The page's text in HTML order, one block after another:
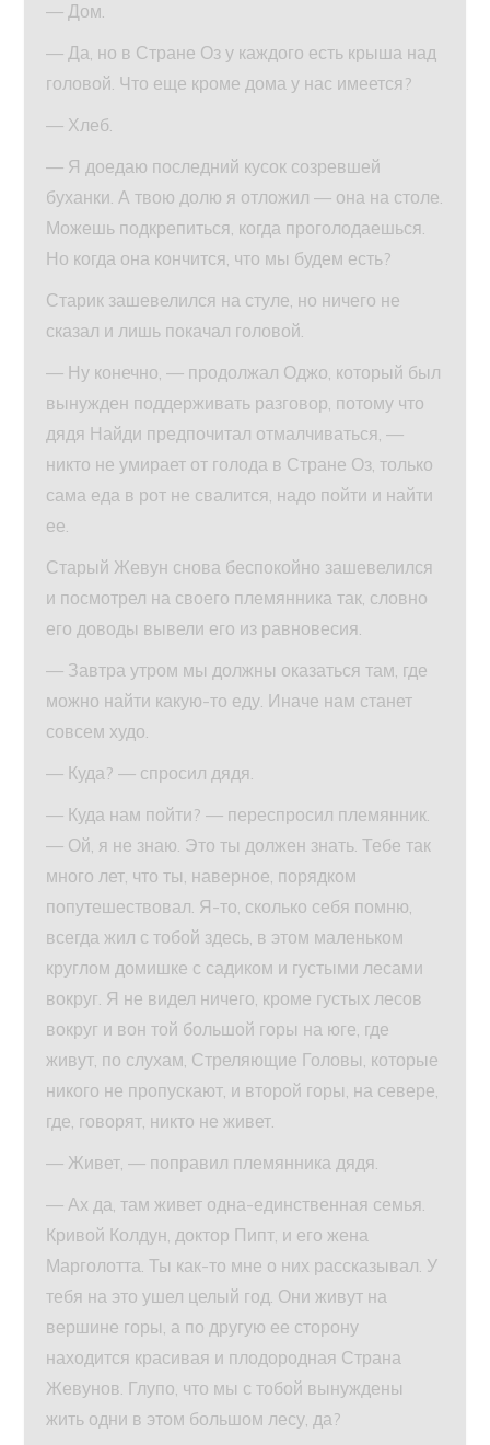
— Дом.
— Да, но в Стране Оз у каждого есть крыша над
головой. Что еще кроме дома у нас имеется?
— Хлеб.
— Я доедаю последний кусок созревшей
буханки. А твою долю я отложил — она на столе.
Можешь подкрепиться, когда проголодаешься.
Но когда она кончится, что мы будем есть?
Старик зашевелился на стуле, но ничего не
сказал и лишь покачал головой.
— Ну конечно, — продолжал Оджо, который был
вынужден поддерживать разговор, потому что
дядя Найди предпочитал отмалчиваться, —
никто не умирает от голода в Стране Оз, только
сама еда в рот не свалится, надо пойти и найти
ее.
Старый Жевун снова беспокойно зашевелился
и посмотрел на своего племянника так, словно
его доводы вывели его из равновесия.
— Завтра утром мы должны оказаться там, где
можно найти какую-то еду. Иначе нам станет
совсем худо.
— Куда? — спросил дядя.
— Куда нам пойти? — переспросил племянник.
— Ой, я не знаю. Это ты должен знать. Тебе так
много лет, что ты, наверное, порядком
попутешествовал. Я-то, сколько себя помню,
всегда жил с тобой здесь, в этом маленьком
круглом домишке с садиком и густыми лесами
вокруг. Я не видел ничего, кроме густых лесов
вокруг и вон той большой горы на юге, где
живут, по слухам, Стреляющие Головы, которые
никого не пропускают, и второй горы, на севере,
где, говорят, никто не живет.
— Живет, — поправил племянника дядя.
— Ах да, там живет одна-единственная семья.
Кривой Колдун, доктор Пипт, и его жена
Марголотта. Ты как-то мне о них рассказывал. У
тебя на это ушел целый год. Они живут на
вершине горы, а по другую ее сторону
находится красивая и плодородная Страна
Жевунов. Глупо, что мы с тобой вынуждены
жить одни в этом большом лесу, да?